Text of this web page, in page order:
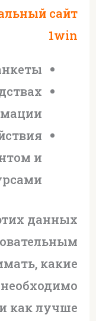
сайт
1win
и
данных
какие
как лучше